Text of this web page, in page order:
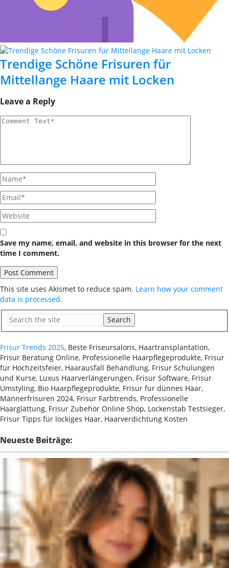
Trendige Schöne Frisuren für
Mittellange Haare mit Locken
Leave a Reply
Save my name, email, and website in this browser for the next
time I comment.
This site uses Akismet to reduce spam. Learn how your comment
data is processed.
Search
Frisur Trends 2025, Beste Friseursalons, Haartransplantation,
Frisur Beratung Online, Professionelle Haarpflegeprodukte, Frisur
für Hochzeitsfeier, Haarausfall Behandlung, Frisur Schulungen
und Kurse, Luxus Haarverlängerungen, Frisur Software, Frisur
Umstyling, Bio Haarpflegeprodukte, Frisur für dünnes Haar,
Männerfrisuren 2024, Frisur Farbtrends, Professionelle
Haarglättung, Frisur Zubehör Online Shop, Lockenstab Testsieger,
Frisur Tipps für lockiges Haar, Haarverdichtung Kosten
Neueste Beiträge: